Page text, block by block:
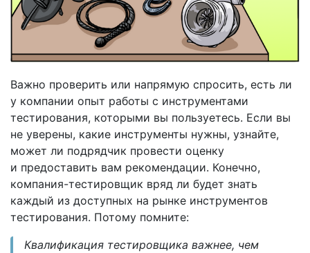
Важно проверить или напрямую спросить, есть ли
у компании опыт работы с инструментами
тестирования, которыми вы пользуетесь. Если вы
не уверены, какие инструменты нужны, узнайте,
может ли подрядчик провести оценку
и предоставить вам рекомендации. Конечно,
компания-тестировщик вряд ли будет знать
каждый из доступных на рынке инструментов
тестирования. Потому помните:
Квалификация тестировщика важнее, чем